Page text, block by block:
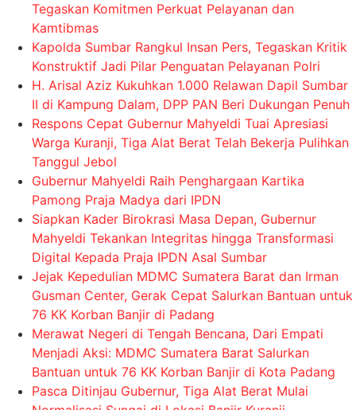
Tegaskan Komitmen Perkuat Pelayanan dan
Kamtibmas
Kapolda Sumbar Rangkul Insan Pers, Tegaskan Kritik
Konstruktif Jadi Pilar Penguatan Pelayanan Polri
H. Arisal Aziz Kukuhkan 1.000 Relawan Dapil Sumbar
II di Kampung Dalam, DPP PAN Beri Dukungan Penuh
Respons Cepat Gubernur Mahyeldi Tuai Apresiasi
Warga Kuranji, Tiga Alat Berat Telah Bekerja Pulihkan
Tanggul Jebol
Gubernur Mahyeldi Raih Penghargaan Kartika
Pamong Praja Madya dari IPDN
Siapkan Kader Birokrasi Masa Depan, Gubernur
Mahyeldi Tekankan Integritas hingga Transformasi
Digital Kepada Praja IPDN Asal Sumbar
Jejak Kepedulian MDMC Sumatera Barat dan Irman
Gusman Center, Gerak Cepat Salurkan Bantuan untuk
76 KK Korban Banjir di Padang
Merawat Negeri di Tengah Bencana, Dari Empati
Menjadi Aksi: MDMC Sumatera Barat Salurkan
Bantuan untuk 76 KK Korban Banjir di Kota Padang
Pasca Ditinjau Gubernur, Tiga Alat Berat Mulai